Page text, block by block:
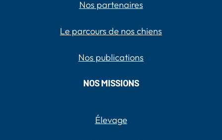
Nos partenaires
Le parcours de nos chiens
Nos publications
NOS MISSIONS
Élevage